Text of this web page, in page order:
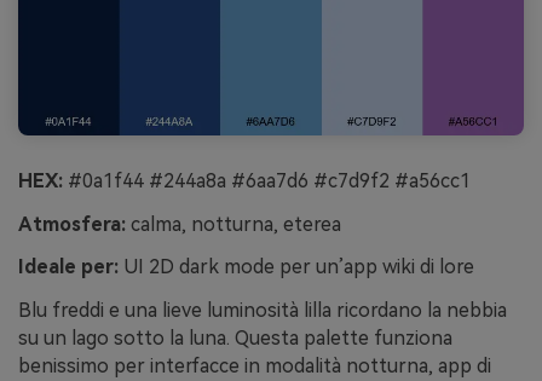
HEX: #0a1f44 #244a8a #6aa7d6 #c7d9f2 #a56cc1
Atmosfera: calma, notturna, eterea
Ideale per: UI 2D dark mode per un’app wiki di lore
Blu freddi e una lieve luminosità lilla ricordano la nebbia
su un lago sotto la luna. Questa palette funziona
benissimo per interfacce in modalità notturna, app di